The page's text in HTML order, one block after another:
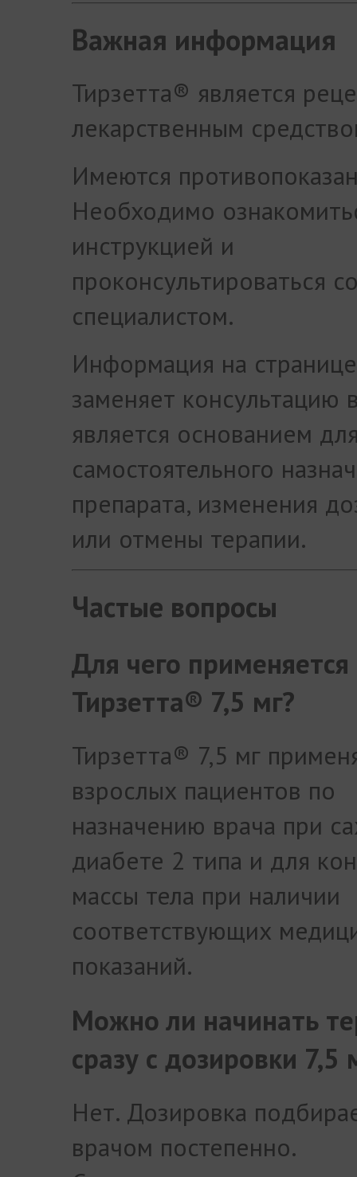
Важная информация
Тирзетта® является
лекарственным
Имеются
Необходимо
инструкцией и
проконсультироваться
специалистом.
Информация на
заменяет консультацию
является основанием
самостоятельного
препарата, изменения
или отмены терапии.
Частые вопросы
Для чего применяется
Тирзетта® 7,5 мг?
Тирзетта® 7,5 мг
взрослых пациентов по
назначению врача при
диабете 2 типа и для
массы тела при наличии
соответствующих
показаний.
Можно ли начинать
сразу с дозировки 7,5
Нет. Дозировка
врачом постепенно.